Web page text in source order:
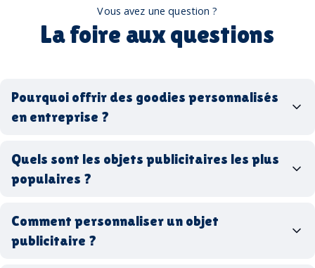
Vous avez une question ?
La foire aux questions
Pourquoi offrir des goodies personnalisés
en entreprise ?
goodies personnalisés
Quels sont les objets publicitaires les plus
populaires ?
goodies d’entreprise
stylos personnalisés
tote bags publicitaires
gourdes réutilisables
Comment personnaliser un objet
publicitaire ?